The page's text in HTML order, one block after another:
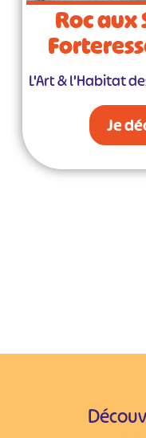
Roc aux
L'Art & l'Habitat
Je